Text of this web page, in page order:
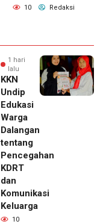
10 Redaksi
1 hari
lalu
KKN
Undip
Edukasi
Warga
Dalangan
tentang
Pencegahan
KDRT
dan
Komunikasi
Keluarga
10